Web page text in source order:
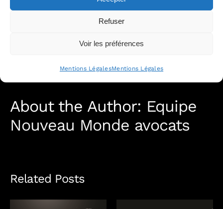
Refuser
Voir les préférences
Mentions LégalesMentions Légales
League
Nouveau
Avocats
distingué
About the Author: Equipe
Nouveau Monde avocats
Related Posts